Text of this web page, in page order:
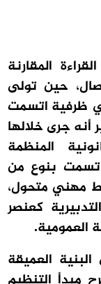
المقارنة
حين تولى
ظرفية اتسمت
جرى خلالها
المنظمة
بنوع من
مهني متحول،
كعنصر
العمومية.
العميقة